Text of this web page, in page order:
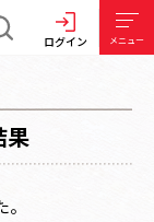
ログイン メニュー
果